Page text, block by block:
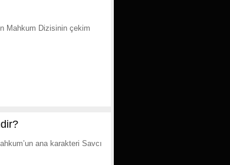
Mahkum Dizisinin çekim
ana karakteri Savcı